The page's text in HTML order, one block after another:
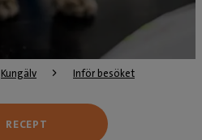
Kungälv Inför besöket
RECEPT